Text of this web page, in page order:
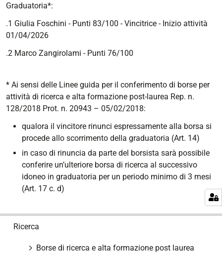
Graduatoria*:
.1 Giulia Foschini - Punti 83/100 - Vincitrice - Inizio attività
01/04/2026
.2 Marco Zangirolami - Punti 76/100
* Ai sensi delle Linee guida per il conferimento di borse per
attività di ricerca e alta formazione post-laurea Rep. n.
128/2018 Prot. n. 20943 – 05/02/2018:
qualora il vincitore rinunci espressamente alla borsa si
procede allo scorrimento della graduatoria (Art. 14)
in caso di rinuncia da parte del borsista sarà possibile
conferire un’ulteriore borsa di ricerca al successivo
idoneo in graduatoria per un periodo minimo di 3 mesi
(Art. 17 c. d)
Ricerca
Borse di ricerca e alta formazione post laurea